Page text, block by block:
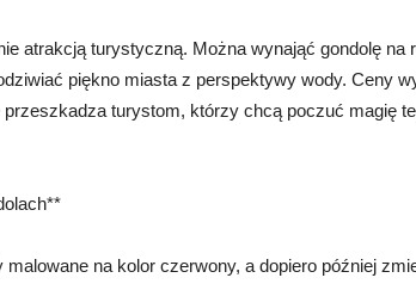
atrakcją turystyczną. Można wynająć gondolę
piękno miasta z perspektywy wody. Ceny
turystom, którzy chcą poczuć magię
malowane na kolor czerwony, a dopiero później